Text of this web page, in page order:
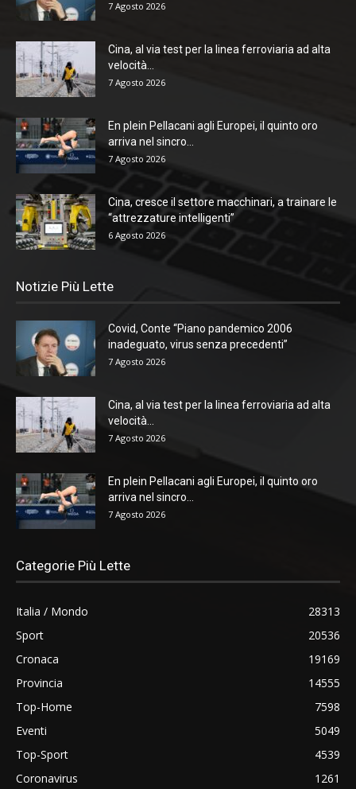
7 Agosto 2026
Cina, al via test per la linea ferroviaria ad alta
velocità...
7 Agosto 2026
En plein Pellacani agli Europei, il quinto oro
arriva nel sincro...
7 Agosto 2026
Cina, cresce il settore macchinari, a trainare le
“attrezzature intelligenti”
6 Agosto 2026
Notizie Più Lette
Covid, Conte “Piano pandemico 2006
inadeguato, virus senza precedenti”
7 Agosto 2026
Cina, al via test per la linea ferroviaria ad alta
velocità...
7 Agosto 2026
En plein Pellacani agli Europei, il quinto oro
arriva nel sincro...
7 Agosto 2026
Categorie Più Lette
Italia / Mondo
28313
Sport
20536
Cronaca
19169
Provincia
14555
Top-Home
7598
Eventi
5049
Top-Sport
4539
Coronavirus
1261